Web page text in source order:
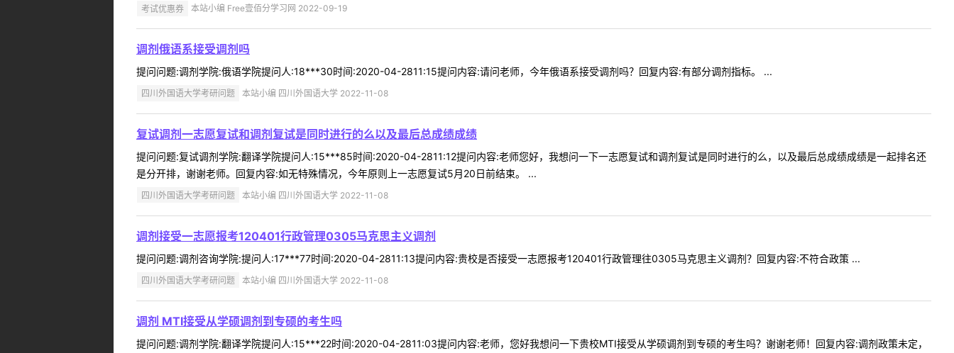
考试优惠券 本站小编 Free壹佰分学习网 2022-09-19
调剂俄语系接受调剂吗
提问问题:调剂学院:俄语学院提问人:18***30时间:2020-04-2811:15提问内容:请问老师，今年俄语系接受调剂吗？回复内容:有部分调剂指标。 ...
四川外国语大学考研问题 本站小编 四川外国语大学 2022-11-08
复试调剂一志愿复试和调剂复试是同时进行的么以及最后总成绩成绩
提问问题:复试调剂学院:翻译学院提问人:15***85时间:2020-04-2811:12提问内容:老师您好，我想问一下一志愿复试和调剂复试是同时进行的么，以及最后总成绩成绩是一起排名还
是分开排，谢谢老师。回复内容:如无特殊情况，今年原则上一志愿复试5月20日前结束。 ...
四川外国语大学考研问题 本站小编 四川外国语大学 2022-11-08
调剂接受一志愿报考120401行政管理0305马克思主义调剂
提问问题:调剂咨询学院:提问人:17***77时间:2020-04-2811:13提问内容:贵校是否接受一志愿报考120401行政管理往0305马克思主义调剂？回复内容:不符合政策 ...
四川外国语大学考研问题 本站小编 四川外国语大学 2022-11-08
调剂 MTI接受从学硕调剂到专硕的考生吗
提问问题:调剂学院:翻译学院提问人:15***22时间:2020-04-2811:03提问内容:老师，您好我想问一下贵校MTI接受从学硕调剂到专硕的考生吗？谢谢老师！回复内容:调剂政策未定，